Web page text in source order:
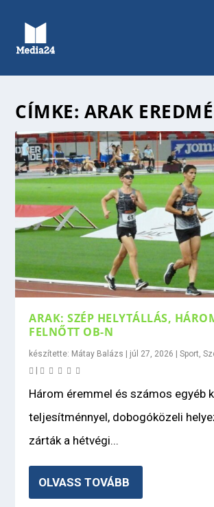
CÍMKE: ARAK
ARAK: SZÉP HELYTÁLLÁS,
FELNŐTT OB-N
készítette: Mátay Balázs | júl 27, 2026 |Sport ,
|
Három éremmel és számos egyéb
teljesítménnyel, dobogóközeli
zárták a hétvégi...
OLVASS TOVÁBB